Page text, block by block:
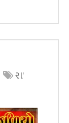
રા'